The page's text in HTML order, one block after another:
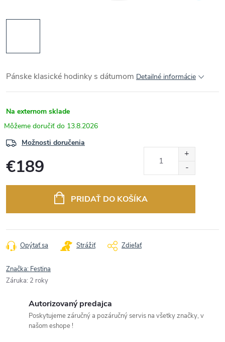
Pánske klasické hodinky s dátumom Detailné informácie
Na externom sklade
13.8.2026
Možnosti doručenia
€189
PRIDAŤ DO KOŠÍKA
Opýtať sa Strážiť Zdieľať
Značka: Festina
Záruka: 2 roky
Autorizovaný predajca
Poskytujeme záručný a pozáručný servis na všetky značky, v
našom eshope !